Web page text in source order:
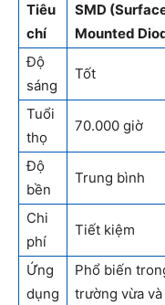
Tiêu
chí
SMD
Mounted
Độ
sáng
Tốt
Tuổi
thọ
70.000 giờ
Độ
bền
Trung bình
Chi
phí
Tiết kiệm
Ứng
dụng
Phổ biến
trường vừa và